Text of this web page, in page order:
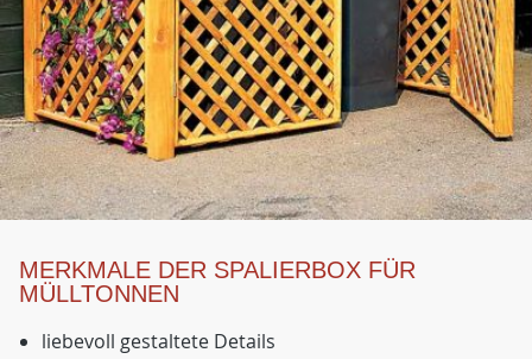
MERKMALE DER SPALIERBOX FÜR
MÜLLTONNEN
liebevoll gestaltete Details